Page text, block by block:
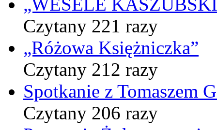
„WESELE
Czytany 221 razy
„Różowa Księżniczka”
Czytany 212 razy
Spotkanie z Tomaszem
Czytany 206 razy